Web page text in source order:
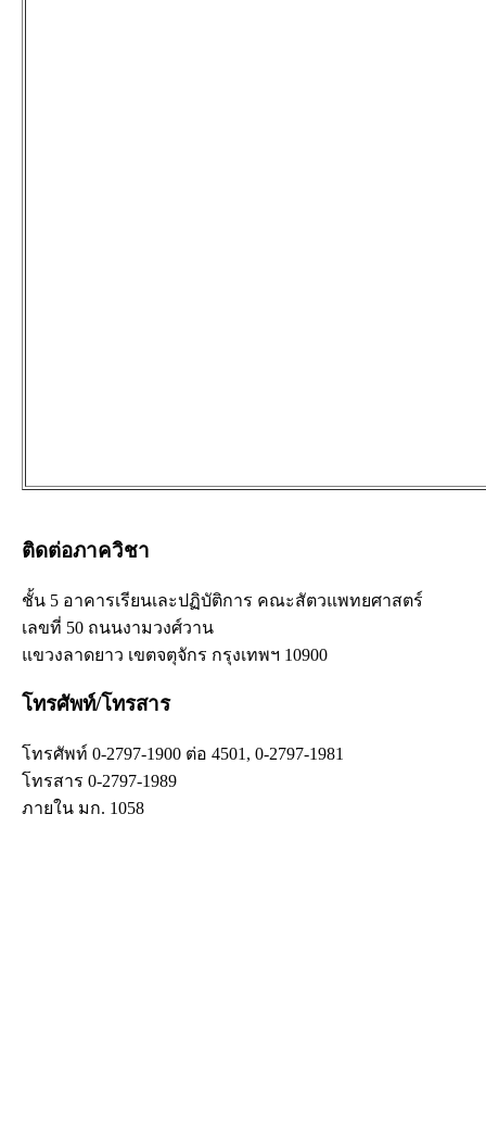
ติดต่อภาควิชา
ชั้น 5 อาคารเรียนเละปฏิบัติการ คณะสัตวแพทยศาสตร์
เลขที่ 50 ถนนงามวงศ์วาน
แขวงลาดยาว เขตจตุจักร กรุงเทพฯ 10900
โทรศัพท์/โทรสาร
โทรศัพท์ 0-2797-1900 ต่อ 4501, 0-2797-1981
โทรสาร 0-2797-1989
ภายใน มก. 1058